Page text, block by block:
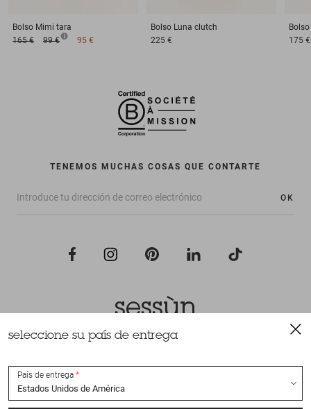
Bolso Mimi tara
165 €
99 € 95 €
Bolso Luna clutch
225 €
Bolso
175 €
TENEMOS MUCHAS COSAS QUE CONTARTE
OK
Todos los derechos reservados Sessùn 2022
seleccione su país de entrega
País de entrega